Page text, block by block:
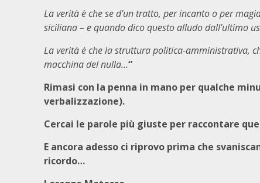
La verità è che se d’un tratto, per incanto o per
siciliana – e quando dico questo alludo dall’ultimo
La verità è che la struttura politica-amministrativa,
macchina del nulla…“
Rimasi con la penna in mano per qualche
verbalizzazione).
Cercai le parole più giuste per raccontare
E ancora adesso ci riprovo prima che
ricordo…